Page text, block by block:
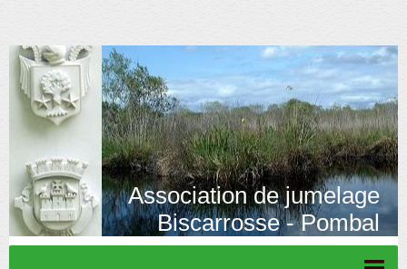
Association de jumelage
Biscarrosse - Pombal